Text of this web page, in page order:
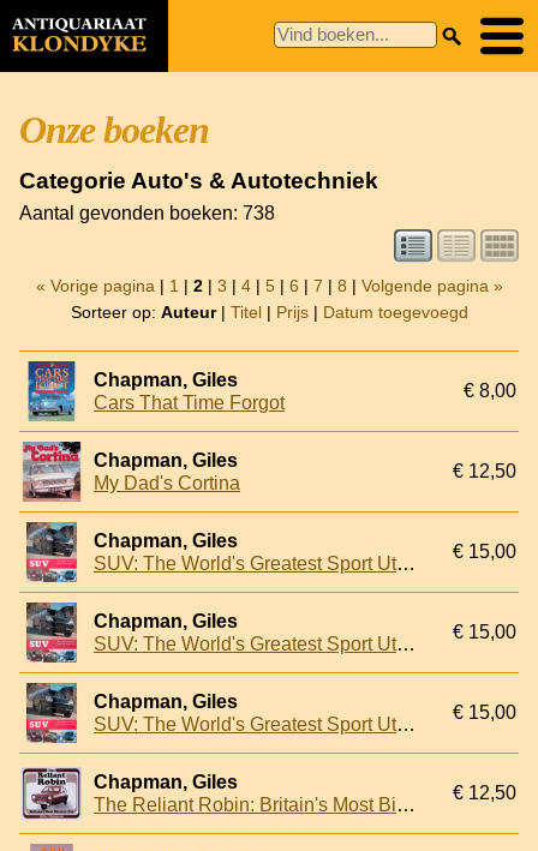
Onze boeken
Categorie Auto's & Autotechniek
Aantal gevonden boeken: 738
« Vorige pagina | 1 | 2| 3 | 4| 5 | 6 | 7 | 8 | Volgende pagina »
Sorteer op: Auteur| Titel| Prijs| Datum toegevoegd
Chapman, Giles
Cars That Time Forgot
€ 8,00
Chapman, Giles
My Dad's Cortina
€ 12,50
Chapman, Giles
SUV: The World's Greatest Sport Utility Vehicles
€ 15,00
Chapman, Giles
SUV: The World's Greatest Sport Utility Vehicles
€ 15,00
Chapman, Giles
SUV: The World's Greatest Sport Utility Vehicles
€ 15,00
Chapman, Giles
The Reliant Robin: Britain's Most Bizarre Car
€ 12,50